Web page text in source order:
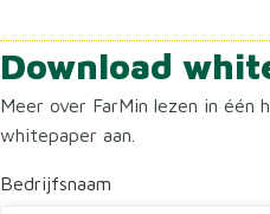
Download
Meer over FarMin lezen in één
whitepaper aan.